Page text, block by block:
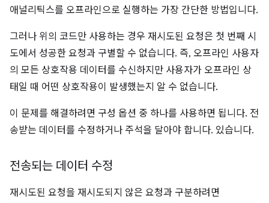
애널리틱스를 오프라인으로 실행하는 가장 간단한 방법입니다.
그러나 위의 코드만 사용하는 경우 재시도된 요청은 첫 번째 시
도에서 성공한 요청과 구별할 수 없습니다. 즉, 오프라인 사용자
의 모든 상호작용 데이터를 수신하지만 사용자가 오프라인 상
태일 때 어떤 상호작용이 발생했는지 알 수 없습니다.
이 문제를 해결하려면 구성 옵션 중 하나를 사용하면 됩니다. 전
송받는 데이터를 수정하거나 주석을 달아야 합니다. 있습니다.
전송되는 데이터 수정
재시도된 요청을 재시도되지 않은 요청과 구분하려면